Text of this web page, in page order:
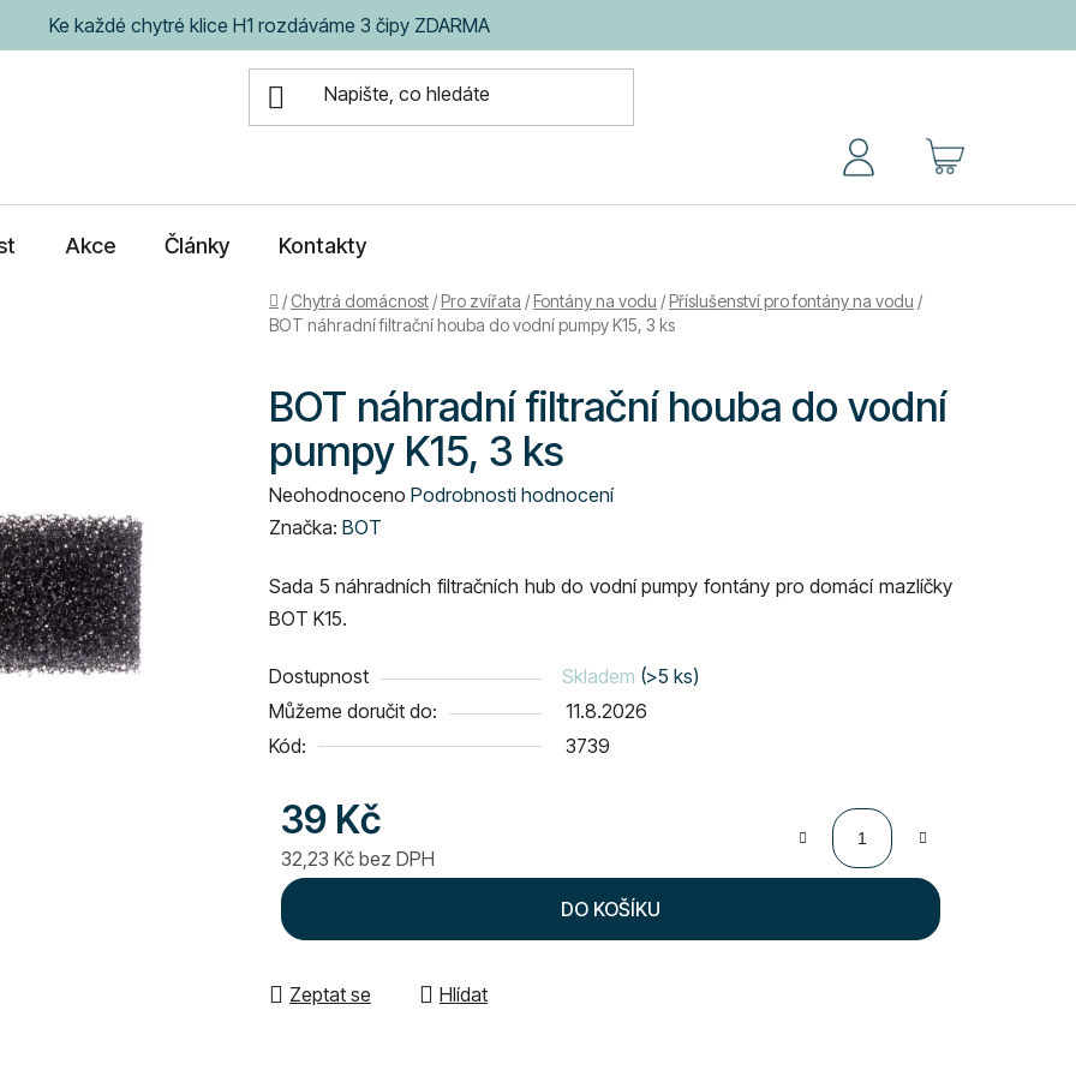
Ke každé chytré klice H1 rozdáváme 3 čipy ZDARMA
NÁKUPNÍ
Akce Články Kontakty
Domů
/ Chytrá domácnost /Pro zvířata /Fontány na vodu /Příslušenství pro fontány na vodu /
BOT náhradní filtrační houba do vodní pumpy K15, 3 ks
BOT náhradní filtrační houba do vodní
pumpy K15, 3 ks
Průměrné
hodnocení
je
0,0
5
hvězdiček.
Neohodnoceno Podrobnosti hodnocení
Značka: BOT
Sada 5 náhradních filtračních hub do vodní pumpy fontány pro domácí mazlíčky
BOT K15.
Dostupnost Skladem (>5 ks)
Můžeme doručit do:
11.8.2026
Kód:
3739
39 Kč
32,23 Kč bez DPH
Měrná cena:
DO KOŠÍKU
Zeptat se Hlídat